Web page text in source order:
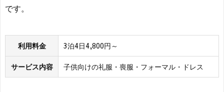
です。
利用料金 3泊4日4,800円～
サービス内容 子供向けの礼服・喪服・フォーマル・ドレス